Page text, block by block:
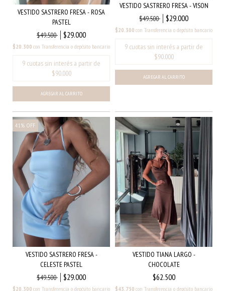
VESTIDO SASTRERO FRESA - ROSA
PASTEL
$49.500
$29.000
$20.300 con Transferencia o depósito bancario
AGREGAR AL CARRITO
VESTIDO SASTRERO FRESA - VISON
$49.500
$29.000
$20.300 con Transferencia o depósito bancario
AGREGAR AL CARRITO
41 % OFF
VESTIDO SASTRERO FRESA -
CELESTE PASTEL
$49.500
$29.000
$20.300 con Transferencia o depósito bancario
VESTIDO TIANA LARGO -
CHOCOLATE
$62.500
$43.750 con Transferencia o depósito bancario